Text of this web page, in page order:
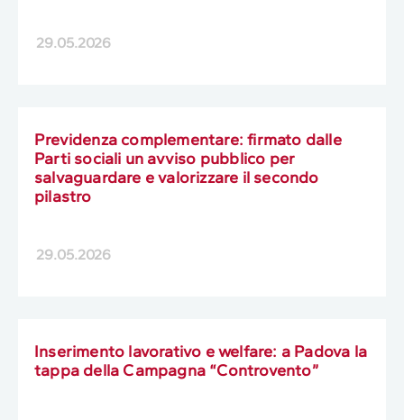
29.05.2026
Previdenza complementare: firmato dalle
Parti sociali un avviso pubblico per
salvaguardare e valorizzare il secondo
pilastro
29.05.2026
Inserimento lavorativo e welfare: a Padova la
tappa della Campagna “Controvento”